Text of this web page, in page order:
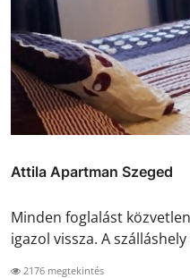
Attila Apartman Szeged
Minden foglalást
igazol vissza. A szálláshely
2176 megtekintés